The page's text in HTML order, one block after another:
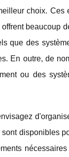
choix.
beaucoup
que des
En outre, de
ou des
sont disponibles